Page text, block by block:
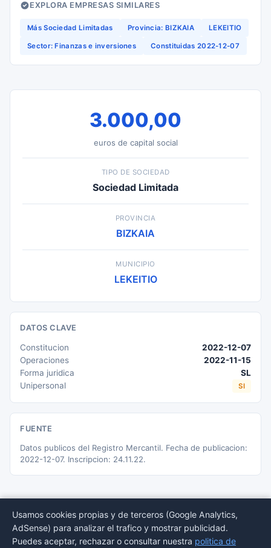
EXPLORA EMPRESAS SIMILARES
Más Sociedad Limitadas Provincia: BIZKAIA LEKEITIO
Sector: Finanzas e inversiones Constituidas 2022-12-07
3.000,00
euros de capital social
TIPO DE SOCIEDAD
Sociedad Limitada
PROVINCIA
BIZKAIA
MUNICIPIO
LEKEITIO
DATOS CLAVE
Constitucion
2022-12-07
Operaciones
2022-11-15
Forma juridica
SL
Unipersonal
SI
FUENTE
Datos publicos del Registro Mercantil. Fecha de publicacion:
2022-12-07. Inscripcion: 24.11.22.
© 2026 BORMEDirectorio — Datos publicos del Registro Mercantil
Usamos cookies propias y de terceros (Google Analytics,
AdSense) para analizar el trafico y mostrar publicidad.
Puedes aceptar, rechazar o consultar nuestra politica de